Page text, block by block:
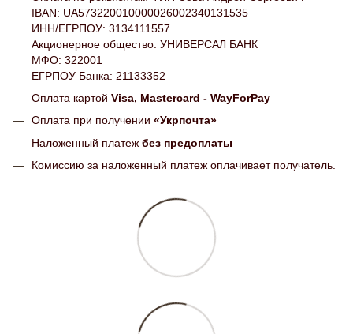
IBAN: UA573220010000026002340131535
ИНН/ЕГРПОУ: 3134111557
Акционерное общество: УНИВЕРСАЛ БАНК
МФО: 322001
ЕГРПОУ Банка: 21133352
Оплата картой Visa, Mastercard - WayForPay
Оплата при получении «Укрпочта»
Наложенный платеж без предоплаты
Комиссию за наложенный платеж оплачивает получатель.